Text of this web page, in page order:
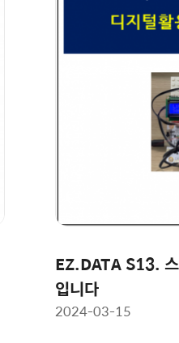
EZ.DATA S13.
입니다
2024-03-15